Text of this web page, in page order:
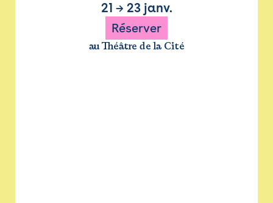
21 → 23 janv.
Réserver
au Théâtre de la Cité